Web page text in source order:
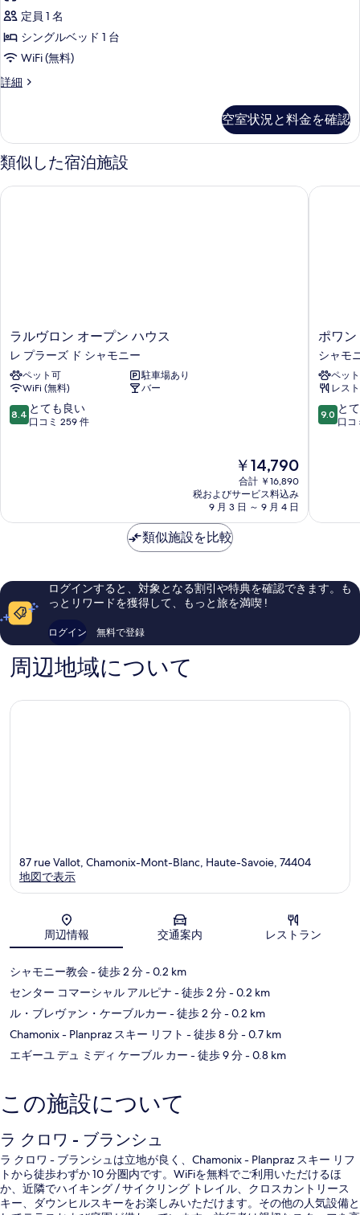
す
る
す
べ
て
の
を
表
示
定員 1 名
シングルベッド 1 台
WiFi (無料)
詳細
SINGLE
細
空室状況と料金を確認
類似した宿泊施設
ラ
ル
ヴ
ロ
ン
オ
ー
プ
ド
ャ
モ
ラルヴロン オープン ハウス
レ プラーズ ド シャモニー
ペット可
駐車場あり
WiFi (無料)
バー
10
段
良
ミ
件
件
コ
ミ
8.4 とても良い
口コミ 259 件
現
在
の
料
金
￥14,790
合計 ￥16,890
税およびサービス料込み
9 月 3 日 ～ 9 月 4 日
ラルヴロン オープン ハウス
ポ
ワ
ン
ト
イ
ザ
ベ
シ
ン
タ
ポワ
シャモ
ペッ
レス
10
段
素
い、
口
9.0 と
口コ
ポワン
類似施設を比較
ログインすると、対象となる割引や特典を確認できます。も
っとリワードを獲得して、もっと旅を満喫 !
ログイン 無料で登録
周辺地域について
地図
87 rue Vallot, Chamonix-Mont-Blanc, Haute-Savoie, 74404
地図で表示
周辺情報 交通案内 レストラン
シャモニー教会- 徒歩 2 分- 0.2 km
センター コマーシャル アルピナ - 徒歩 2 分- 0.2 km
ル・ブレヴァン・ケーブルカー - 徒歩 2 分- 0.2 km
Chamonix - Planpraz スキー リフト - 徒歩 8 分- 0.7 km
エギーユ デュ ミディ ケーブル カー - 徒歩 9 分- 0.8 km
この施設について
ラ クロワ - ブランシュ
ラ クロワ - ブランシュは立地が良く、Chamonix - Planpraz スキー リフ
トから徒歩わずか 10 分圏内です。WiFiを無料でご利用いただけるほ
か、近隣でハイキング / サイクリング トレイル、クロスカントリース
キー、ダウンヒルスキーをお楽しみいただけます。その他の人気設備と